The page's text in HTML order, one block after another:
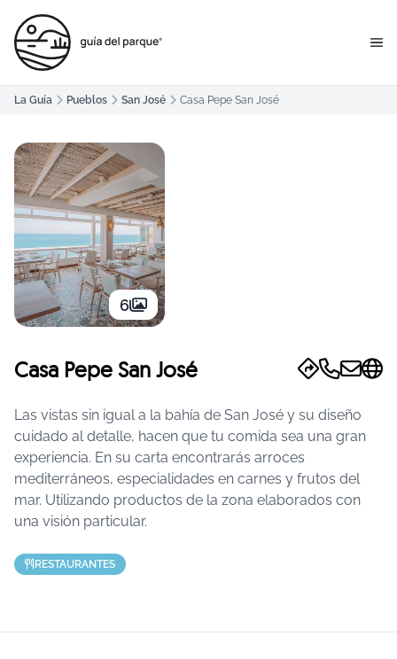
La Guía Pueblos San José Casa Pepe San José
6
Casa Pepe San José
Las vistas sin igual a la bahía de San José y su diseño
cuidado al detalle, hacen que tu comida sea una gran
experiencia. En su carta encontrarás arroces
mediterráneos, especialidades en carnes y frutos del
mar. Utilizando productos de la zona elaborados con
una visión particular.
RESTAURANTES